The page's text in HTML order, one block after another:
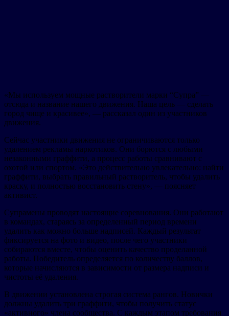
«Мы используем мощные растворители марки “Супра” —
отсюда и название нашего движения. Наша цель — сделать
город чище и красивее», — рассказал один из участников
движения.
Сейчас участники движения не ограничиваются только
удалением рекламы наркотиков. Они борются с любыми
незаконными граффити, а процесс работы сравнивают с
охотой или спортом. «Это действительно увлекательно: найти
граффити, выбрать правильный растворитель, чтобы удалить
краску, и полностью восстановить стену», — поясняет
активист.
Супрамены проводят настоящие соревнования. Они работают
в командах, стараясь за определенный период времени
удалить как можно больше надписей. Каждый результат
фиксируется на фото и видео, после чего участники
собираются вместе, чтобы оценить качество проделанной
работы. Победитель определяется по количеству баллов,
которые начисляются в зависимости от размера надписи и
чистоты её удаления.
В движении установлена строгая система рангов. Новички
должны удалить три граффити, чтобы получить статус
«активного» члена сообщества. С каждым этапом требования